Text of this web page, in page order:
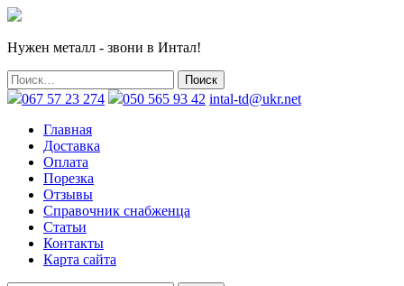
Нужен металл - звони в Интал!
067 57 23 274 050 565 93 42 intal-td@ukr.net
Главная
Доставка
Оплата
Порезка
Отзывы
Справочник снабженца
Статьи
Контакты
Карта сайта